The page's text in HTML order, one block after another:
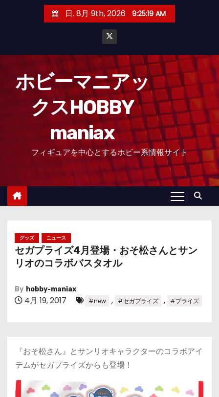
日. 8月 9th, 2026 9:25:20 AM
ホビーマニアッ
クスHOBBY
maniax
フィギュアを中心とするホビー系情報サイト
グッズ ニュース
セガプライズ4月登場・おそ松さんとサン
リオのコラボバスタオル
By hobby-maniax
4月 19, 2017 #new , #セガプライズ , #プライズ
『おそ松さん』とサンリオキャラクターのコラボアイ
テムがセガプライズからも登場！